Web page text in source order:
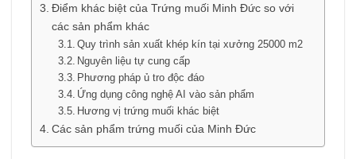
Điểm khác biệt của Trứng muối Minh Đức so với
các sản phẩm khác
Quy trình sản xuất khép kín tại xưởng 25000 m2
Nguyên liệu tự cung cấp
Phương pháp ủ tro độc đáo
Ứng dụng công nghệ AI vào sản phẩm
Hương vị trứng muối khác biệt
Các sản phẩm trứng muối của Minh Đức